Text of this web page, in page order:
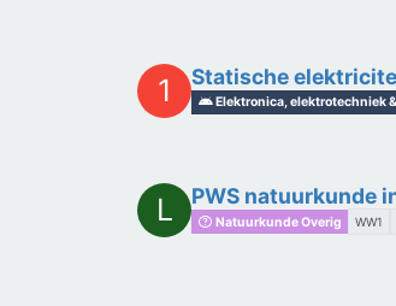
1 Statische
Elektronica, elektrotechniek
L PWS natuurkunde
Natuurkunde Overig WW1